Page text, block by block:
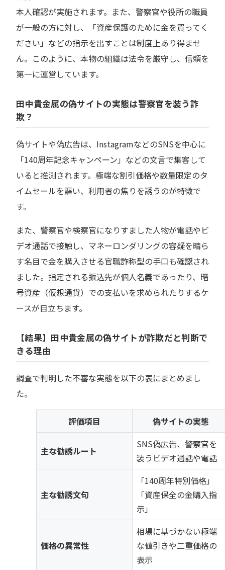
本人確認が実施されます。また、警察官や役所の職員
が一般の方に対し、「資産保護のために金を買ってく
ださい」などの指示を出すことは制度上あり得ませ
ん。このように、本物の組織は法令を厳守し、信頼を
第一に運営しています。
田中貴金属の偽サイトの実態は警察官を装う詐
欺？
偽サイトや偽広告は、InstagramなどのSNSを中心に
「140周年記念キャンペーン」などの文言で集客して
いると推測されます。極端な割引価格や数量限定のタ
イムセールを謳い、利用者の焦りを誘うのが特徴で
す。
また、警察官や検察官になりすました人物が電話やビ
デオ通話で接触し、マネーロンダリングの容疑を晴ら
す名目で金を購入させる官職詐称型の手口も確認され
ました。指定される振込先が個人名義であったり、暗
号資産（仮想通貨）での支払いを求められたりするケ
ースが目立ちます。
【結果】田中貴金属の偽サイトが詐欺だと判断で
きる理由
調査で判明した不審な実態を以下の表にまとめまし
た。
評価項目 偽サイトの実態
主な勧誘ルート
SNS偽広告、警察官を
装うビデオ通話や電話
主な勧誘文句
「140周年特別価格」
「資産保全の金購入指
示」
価格の異常性
相場に基づかない極端
な値引きや二重価格の
表示